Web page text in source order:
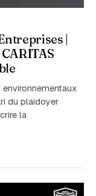
|
du plaidoyer
la